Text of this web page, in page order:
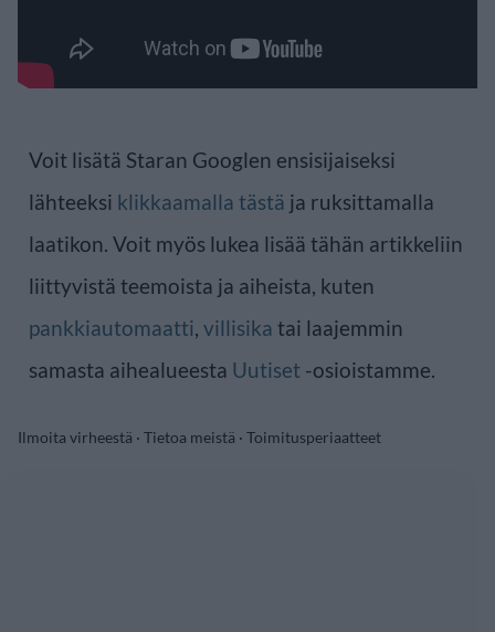
Voit lisätä Staran Googlen ensisijaiseksi
lähteeksi klikkaamalla tästä ja ruksittamalla
laatikon. Voit myös lukea lisää tähän artikkeliin
liittyvistä teemoista ja aiheista, kuten
pankkiautomaatti, villisika tai laajemmin
samasta aihealueesta Uutiset -osioistamme.
Ilmoita virheestä · Tietoa meistä · Toimitusperiaatteet